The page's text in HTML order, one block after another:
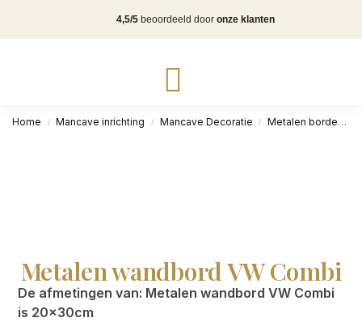
4,5/5beoordeeld door onze klanten
Home / Mancave inrichting / Mancave Decoratie / Metalen borden
Metalen wandbord VW Combi
De afmetingen van: Metalen wandbord VW Combi
is 20x30cm